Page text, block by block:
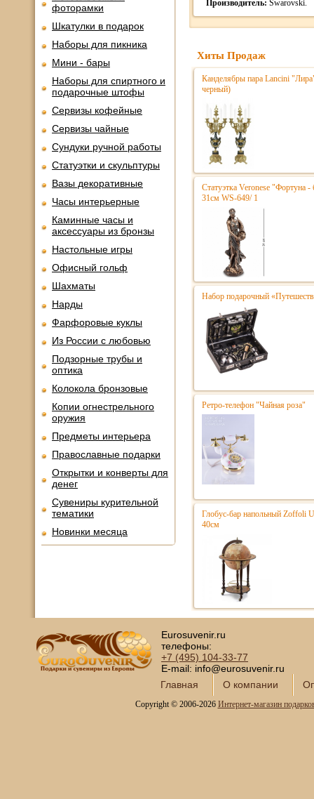
фоторамки
Шкатулки в подарок
Наборы для пикника
Мини - бары
Наборы для спиртного и
подарочные штофы
Сервизы кофейные
Сервизы чайные
Сундуки ручной работы
Статуэтки и скульптуры
Вазы декоративные
Часы интерьерные
Каминные часы и
аксессуары из бронзы
Настольные игры
Офисный гольф
Шахматы
Нарды
Фарфоровые куклы
Из России с любовью
Подзорные трубы и
оптика
Колокола бронзовые
Копии огнестрельного
оружия
Предметы интерьера
Православные подарки
Открытки и конверты для
денег
Сувениры курительной
тематики
Новинки месяца
Производитель: Swarovski.
Хиты Продаж
Канделябры пара Lancini
черный)
Статуэтка Veronese "Фортуна
31см WS-649/ 1
Набор подарочный
Ретро-телефон "Чайная роза"
Глобус-бар напольный Zoffoli
40см
Eurosuvenir.ru
телефоны:
+7 (495) 104-33-77
E-mail: info@eurosuvenir.ru
Главная
О компании
Copyright © 2006-2026 Интернет-магазин